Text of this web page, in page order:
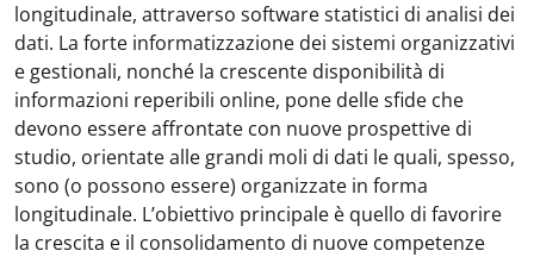
longitudinale, attraverso software statistici di analisi dei
dati. La forte informatizzazione dei sistemi organizzativi
e gestionali, nonché la crescente disponibilità di
informazioni reperibili online, pone delle sfide che
devono essere affrontate con nuove prospettive di
studio, orientate alle grandi moli di dati le quali, spesso,
sono (o possono essere) organizzate in forma
longitudinale. L’obiettivo principale è quello di favorire
la crescita e il consolidamento di nuove competenze